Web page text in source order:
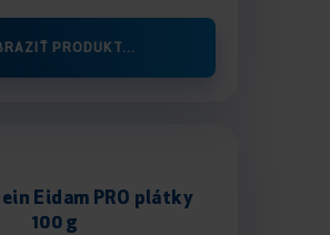
PRODUKT...
Eidam PRO plátky
100 g